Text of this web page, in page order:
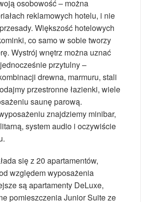
osobowość – można
reklamowych hotelu, i nie
Większość hotelowych
co samo w sobie tworzy
Wystrój wnętrz można uznać
przytulny –
drewna, marmuru, stali
przestronne łazienki, wiele
saunę parową.
znajdziemy minibar,
system audio i oczywiście
się z 20 apartamentów,
względem wyposażenia
są apartamenty DeLuxe,
pomieszczenia Junior Suite ze